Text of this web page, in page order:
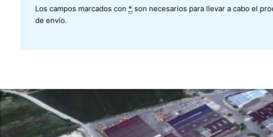
Los campos marcados con * son necesarios para llevar a cabo el
de envío.